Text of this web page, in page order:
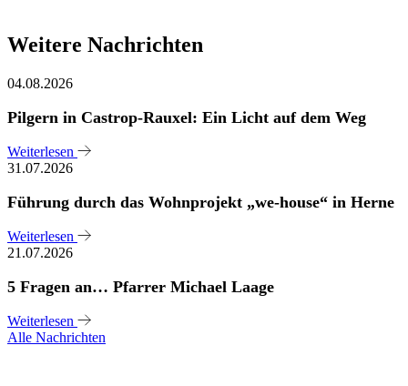
Weitere Nachrichten
04.08.2026
Pilgern in Castrop-Rauxel: Ein Licht auf dem Weg
Weiterlesen
31.07.2026
Führung durch das Wohnprojekt „we-house“ in Herne
Weiterlesen
21.07.2026
5 Fragen an… Pfarrer Michael Laage
Weiterlesen
Alle Nachrichten